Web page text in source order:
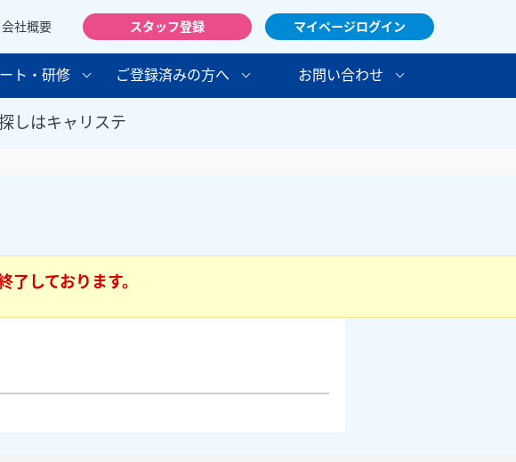
社概要 スタッフ登録 マイページログイン
ト・研修 ご登録済みの方へ お問い合わせ
しはキャリステ
しております。